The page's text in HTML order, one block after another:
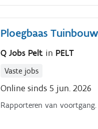
Ploegbaas Tuinbouw
Q Jobs Pelt in PELT
Vaste jobs
Online sinds 5 jun. 2026
Rapporteren van